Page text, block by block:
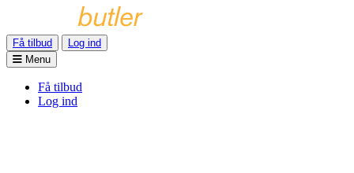
Få tilbud
Log ind
Menu
Få tilbud
Log ind